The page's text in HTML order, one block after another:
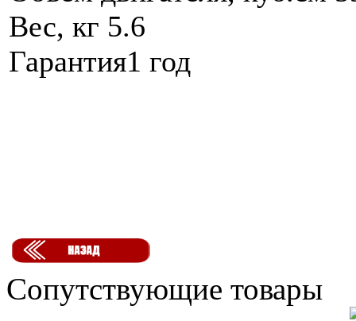
Вес, кг 5.6
Гарантия1 год
Сопутствующие товары